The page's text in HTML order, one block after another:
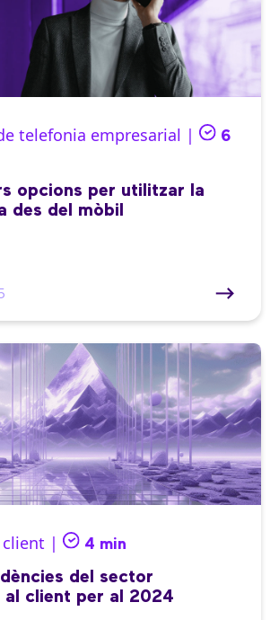
telefonia empresarial |
6
opcions per utilitzar la
des del mòbil
| 4 min
del sector
al client per al 2024